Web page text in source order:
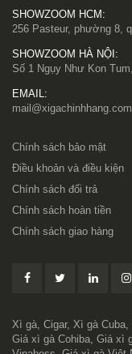
SHOWZOOM HCM:
256 Pasteur, phường 8,
SHOWZOOM HÀ NỘI:
Số 1 Ngụy Như Kon
EMAIL:
mail@xigachinhhang.com
Chính sách bảo mật
Điều khoản và điều kiện
Chính sách đổi trả
Chính sách hoàn tiền
Chính sách giao hàng
Xì gà, Cigar, Xì gà
Giá xì gà Cohiba, Giá xì